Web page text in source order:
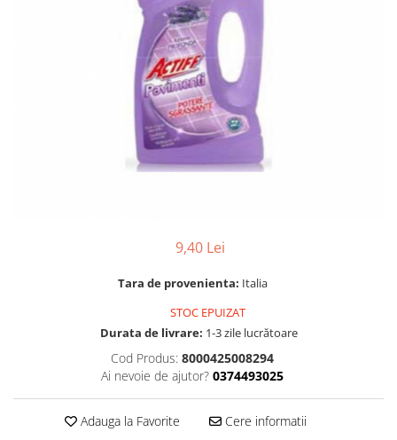
Detergent pardoseala
Echipamente de curăţenie
Folie aluminiu,folie alimentara
Produse de dezinfectare
Solutie de indepartat rugina si
Produse pentru curatarea tenului
Sapun lichid, sapun
Tratament pentru par, conditioner
pentru par, masca de par
Vata demachianta
9,40 Lei
Tara de provenienta: Italia
STOC EPUIZAT
Durata de livrare: 1-3 zile lucrătoare
Cod Produs: 8000425008294
Ai nevoie de ajutor? 0374493025
Adauga la Favorite Cere informatii